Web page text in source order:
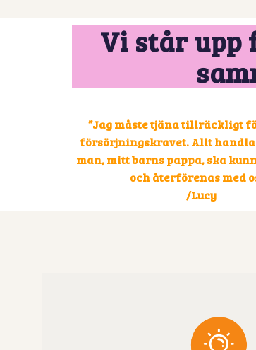
Vi står upp
”Jag måste tjäna tillräckligt
försörjningskravet. Allt
man, mitt barns pappa, ska
och återförenas med
/Lucy